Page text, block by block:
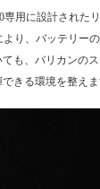
専用に設計された
より、バッテリー
も、バリカンの
きる環境を整えま